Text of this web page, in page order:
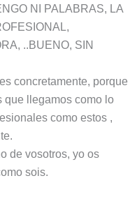
NI PALABRAS, LA
..BUENO, SIN
concretamente, porque
que llegamos como lo
como estos ,
de vosotros, yo os
sois.